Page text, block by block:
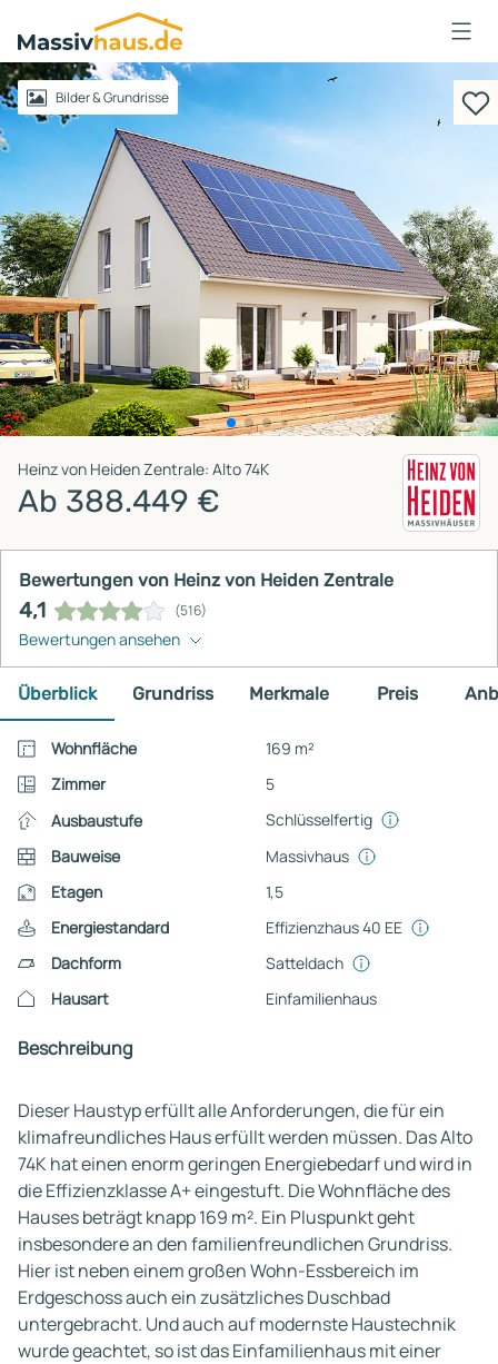
Massivhaus
Logo
AnmeldenBilder & Grundrisse
Heinz von Heiden Zentrale: Alto 74K
Ab 388.449 €
Bewertungen von Heinz von Heiden Zentrale
4,1 (516)
Bewertungen ansehen
Überblick Grundriss Merkmale Preis
Wohnfläche
169 m²
Zimmer
5
Ausbaustufe
Schlüsselfertig
Bauweise
Massivhaus
Etagen
1,5
Energiestandard
Effizienzhaus 40 EE
Dachform
Satteldach
Hausart
Einfamilienhaus
Beschreibung
Dieser Haustyp erfüllt alle Anforderungen, die für ein
klimafreundliches Haus erfüllt werden müssen. Das Alto
74K hat einen enorm geringen Energiebedarf und wird in
die Effizienzklasse A+ eingestuft. Die Wohnfläche des
Hauses beträgt knapp 169 m². Ein Pluspunkt geht
insbesondere an den familienfreundlichen Grundriss.
Hier ist neben einem großen Wohn-Essbereich im
Erdgeschoss auch ein zusätzliches Duschbad
untergebracht. Und auch auf modernste Haustechnik
wurde geachtet, so ist das Einfamilienhaus mit einer